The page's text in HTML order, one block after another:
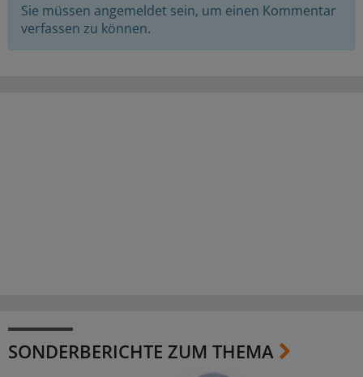
Sie müssen angemeldet sein, um einen Kommentar
verfassen zu können.
SONDERBERICHTE ZUM THEMA